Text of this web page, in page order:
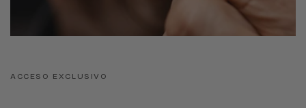
ACCESO EXCLUSIVO